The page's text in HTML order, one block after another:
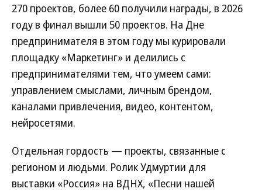
270 проектов, более 60 получили награды, в 2026
году в финал вышли 50 проектов. На Дне
предпринимателя в этом году мы курировали
площадку «Маркетинг» и делились с
предпринимателями тем, что умеем сами:
управлением смыслами, личным брендом,
каналами привлечения, видео, контентом,
нейросетями.
Отдельная гордость — проекты, связанные с
регионом и людьми. Ролик Удмуртии для
выставки «Россия» на ВДНХ, «Песни нашей